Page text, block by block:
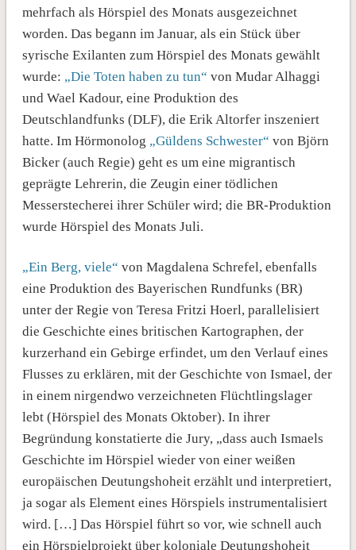
mehrfach als Hörspiel des Monats ausgezeichnet
worden. Das begann im Januar, als ein Stück über
syrische Exilanten zum Hörspiel des Monats gewählt
wurde: „Die Toten haben zu tun“ von Mudar Alhaggi
und Wael Kadour, eine Produktion des
Deutschlandfunks (DLF), die Erik Altorfer inszeniert
hatte. Im Hörmonolog „Güldens Schwester“ von Björn
Bicker (auch Regie) geht es um eine migrantisch
geprägte Lehrerin, die Zeugin einer tödlichen
Messerstecherei ihrer Schüler wird; die BR-Produktion
wurde Hörspiel des Monats Juli.
„Ein Berg, viele“ von Magdalena Schrefel, ebenfalls
eine Produktion des Bayerischen Rundfunks (BR)
unter der Regie von Teresa Fritzi Hoerl, parallelisiert
die Geschichte eines britischen Kartographen, der
kurzerhand ein Gebirge erfindet, um den Verlauf eines
Flusses zu erklären, mit der Geschichte von Ismael, der
in einem nirgendwo verzeichneten Flüchtlingslager
lebt (Hörspiel des Monats Oktober). In ihrer
Begründung konstatierte die Jury, „dass auch Ismaels
Geschichte im Hörspiel wieder von einer weißen
europäischen Deutungshoheit erzählt und interpretiert,
ja sogar als Element eines Hörspiels instrumentalisiert
wird. […] Das Hörspiel führt so vor, wie schnell auch
ein Hörspielprojekt über koloniale Deutungshoheit